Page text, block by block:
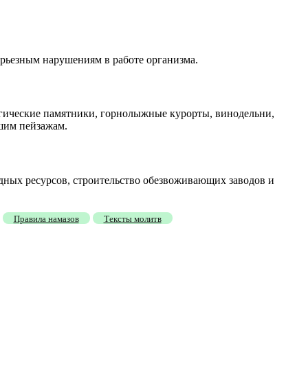
нарушениям в работе организма.
памятники, горнолыжные курорты, винодельни,
пейзажам.
ресурсов, строительство обезвоживающих заводов и
Правила намазов Тексты молитв